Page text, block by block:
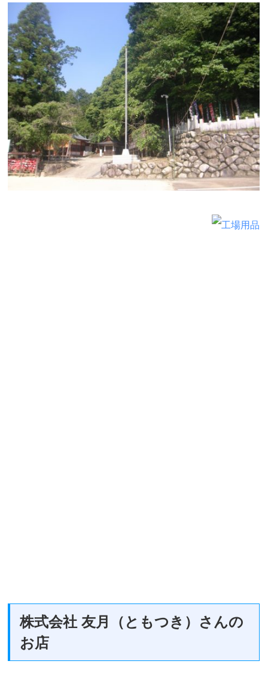
株式会社 友月（ともつき）さんの
お店